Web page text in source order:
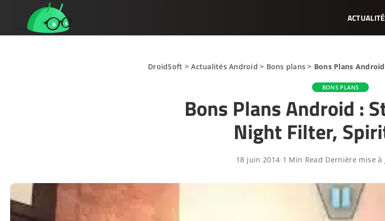
DroidSoft >Actualités Android > Bons plans > Bons Plans
BONS PLANS
Bons Plans Android :
Night Filter,
18 juin 2014 1 Min Read Dernière mise à